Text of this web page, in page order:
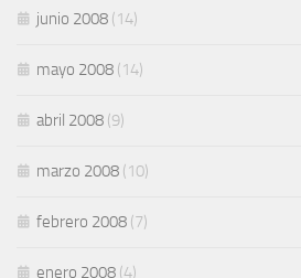
junio 2008 (14)
mayo 2008 (14)
abril 2008 (9)
marzo 2008 (10)
febrero 2008 (7)
enero 2008 (4)